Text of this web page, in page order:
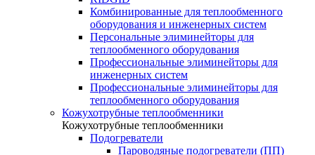
Комбинированные для теплообменного
оборудования и инженерных систем
Персональные элиминейторы для
теплообменного оборудования
Профессиональные элиминейторы для
инженерных систем
Профессиональные элиминейторы для
теплообменного оборудования
Кожухотрубные теплообменники
Кожухотрубные теплообменники
Подогреватели
Пароводяные подогреватели (ПП)